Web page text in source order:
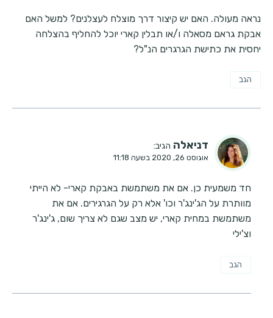
נראה מעולה. האם יש קיצור דרך מוצלח לעצלנים? למשל האם
אבקת גראם מסאלה ו/או תבלין קארי יוכל להחליף בהצלחה
יחסית את כתישת הגרגרים הנ"ל?
הגב
דניאלה הגיב:
אוגוסט 26, 2020 בשעה 11:18
חד משמעית כן. אם את משתמשת באבקת קארי- לא הייתי
מוותרת על הג'ינג'ר וכו' אלא רק על הגרגירים. אם את
משתמשת במחית קארי, יש מצב שגם לא צריך שום, ג'ינג'ר
וצ'ילי
הגב